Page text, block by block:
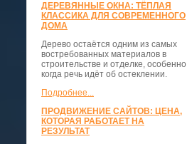
ДЕРЕВЯННЫЕ ОКНА: ТЁПЛАЯ
КЛАССИКА ДЛЯ СОВРЕМЕННОГО
ДОМА
Дерево остаётся одним из самых
востребованных материалов в
строительстве и отделке, особенно
когда речь идёт об остеклении.
Подробнее...
ПРОДВИЖЕНИЕ САЙТОВ: ЦЕНА,
КОТОРАЯ РАБОТАЕТ НА
РЕЗУЛЬТАТ